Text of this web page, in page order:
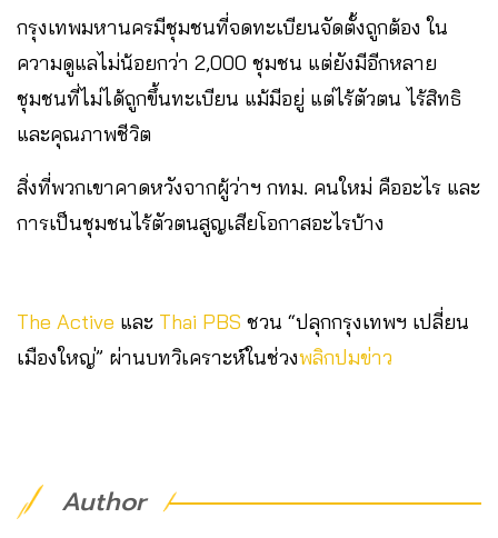
กรุงเทพมหานครมีชุมชนที่จดทะเบียนจัดตั้งถูกต้อง ใน
ความดูแลไม่น้อยกว่า 2,000 ชุมชน แต่ยังมีอีกหลาย
ชุมชนที่ไม่ได้ถูกขึ้นทะเบียน แม้มีอยู่ แต่ไร้ตัวตน ไร้สิทธิ
และคุณภาพชีวิต
สิ่งที่พวกเขาคาดหวังจากผู้ว่าฯ กทม. คนใหม่ คืออะไร และ
การเป็นชุมชนไร้ตัวตนสูญเสียโอกาสอะไรบ้าง
The Active และ Thai PBS ชวน “ปลุกกรุงเทพฯ เปลี่ยน
เมืองใหญ่” ผ่านบทวิเคราะห์ในช่วงพลิกปมข่าว
Author